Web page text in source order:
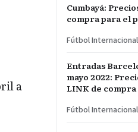
a
Cumbayá:
compra para el
Fútbol Internacional
Entradas
mayo 2022:
LINK de compra
Fútbol Internacional